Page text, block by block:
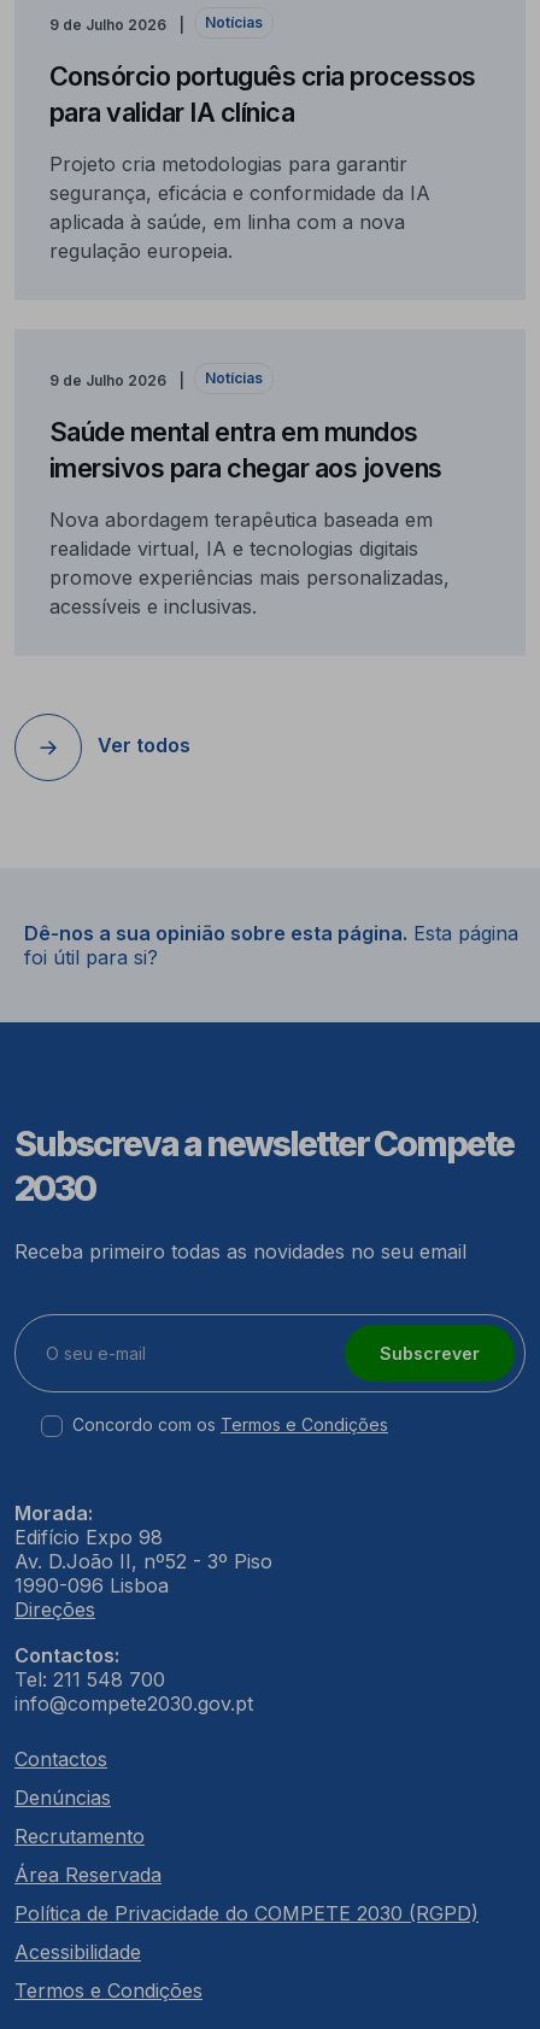
9 de Julho 2026 Notícias
Consórcio português cria processos
para validar IA clínica
Projeto cria metodologias para garantir
segurança, eficácia e conformidade da IA
aplicada à saúde, em linha com a nova
regulação europeia.
9 de Julho 2026 Notícias
Saúde mental entra em mundos
imersivos para chegar aos jovens
Nova abordagem terapêutica baseada em
realidade virtual, IA e tecnologias digitais
promove experiências mais personalizadas,
acessíveis e inclusivas.
Ver todos
Dê-nos a sua opinião sobre esta página. Esta página
foi útil para si?
Subscreva a newsletter Compete
2030
Receba primeiro todas as novidades no seu email
Subscrever
Concordo com os Termos e Condições
Morada:
Edifício Expo 98
Av. D.João II, nº52 - 3º Piso
1990-096 Lisboa
Direções
Contactos:
Tel: 211 548 700
info@compete2030.gov.pt
Contactos
Denúncias
Recrutamento
Área Reservada
Política de Privacidade do COMPETE 2030 (RGPD)
Acessibilidade
Termos e Condições